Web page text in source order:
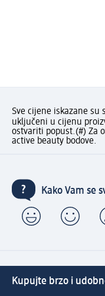
Sve cijene iskazane su
uključeni u cijenu
ostvariti popust.(#) Za
active beauty bodove.
Kako Vam se
Kupujte brzo i